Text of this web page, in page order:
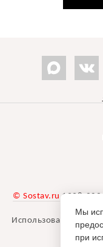
© Sostav.ru 1998-
Использование
Мы
при